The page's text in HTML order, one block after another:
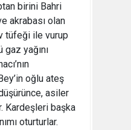
birini Bahri
akrabası olan
tüfeği ile vurup
gaz yağını
oğlu ateş
asiler
Kardeşleri başka
oturturlar.